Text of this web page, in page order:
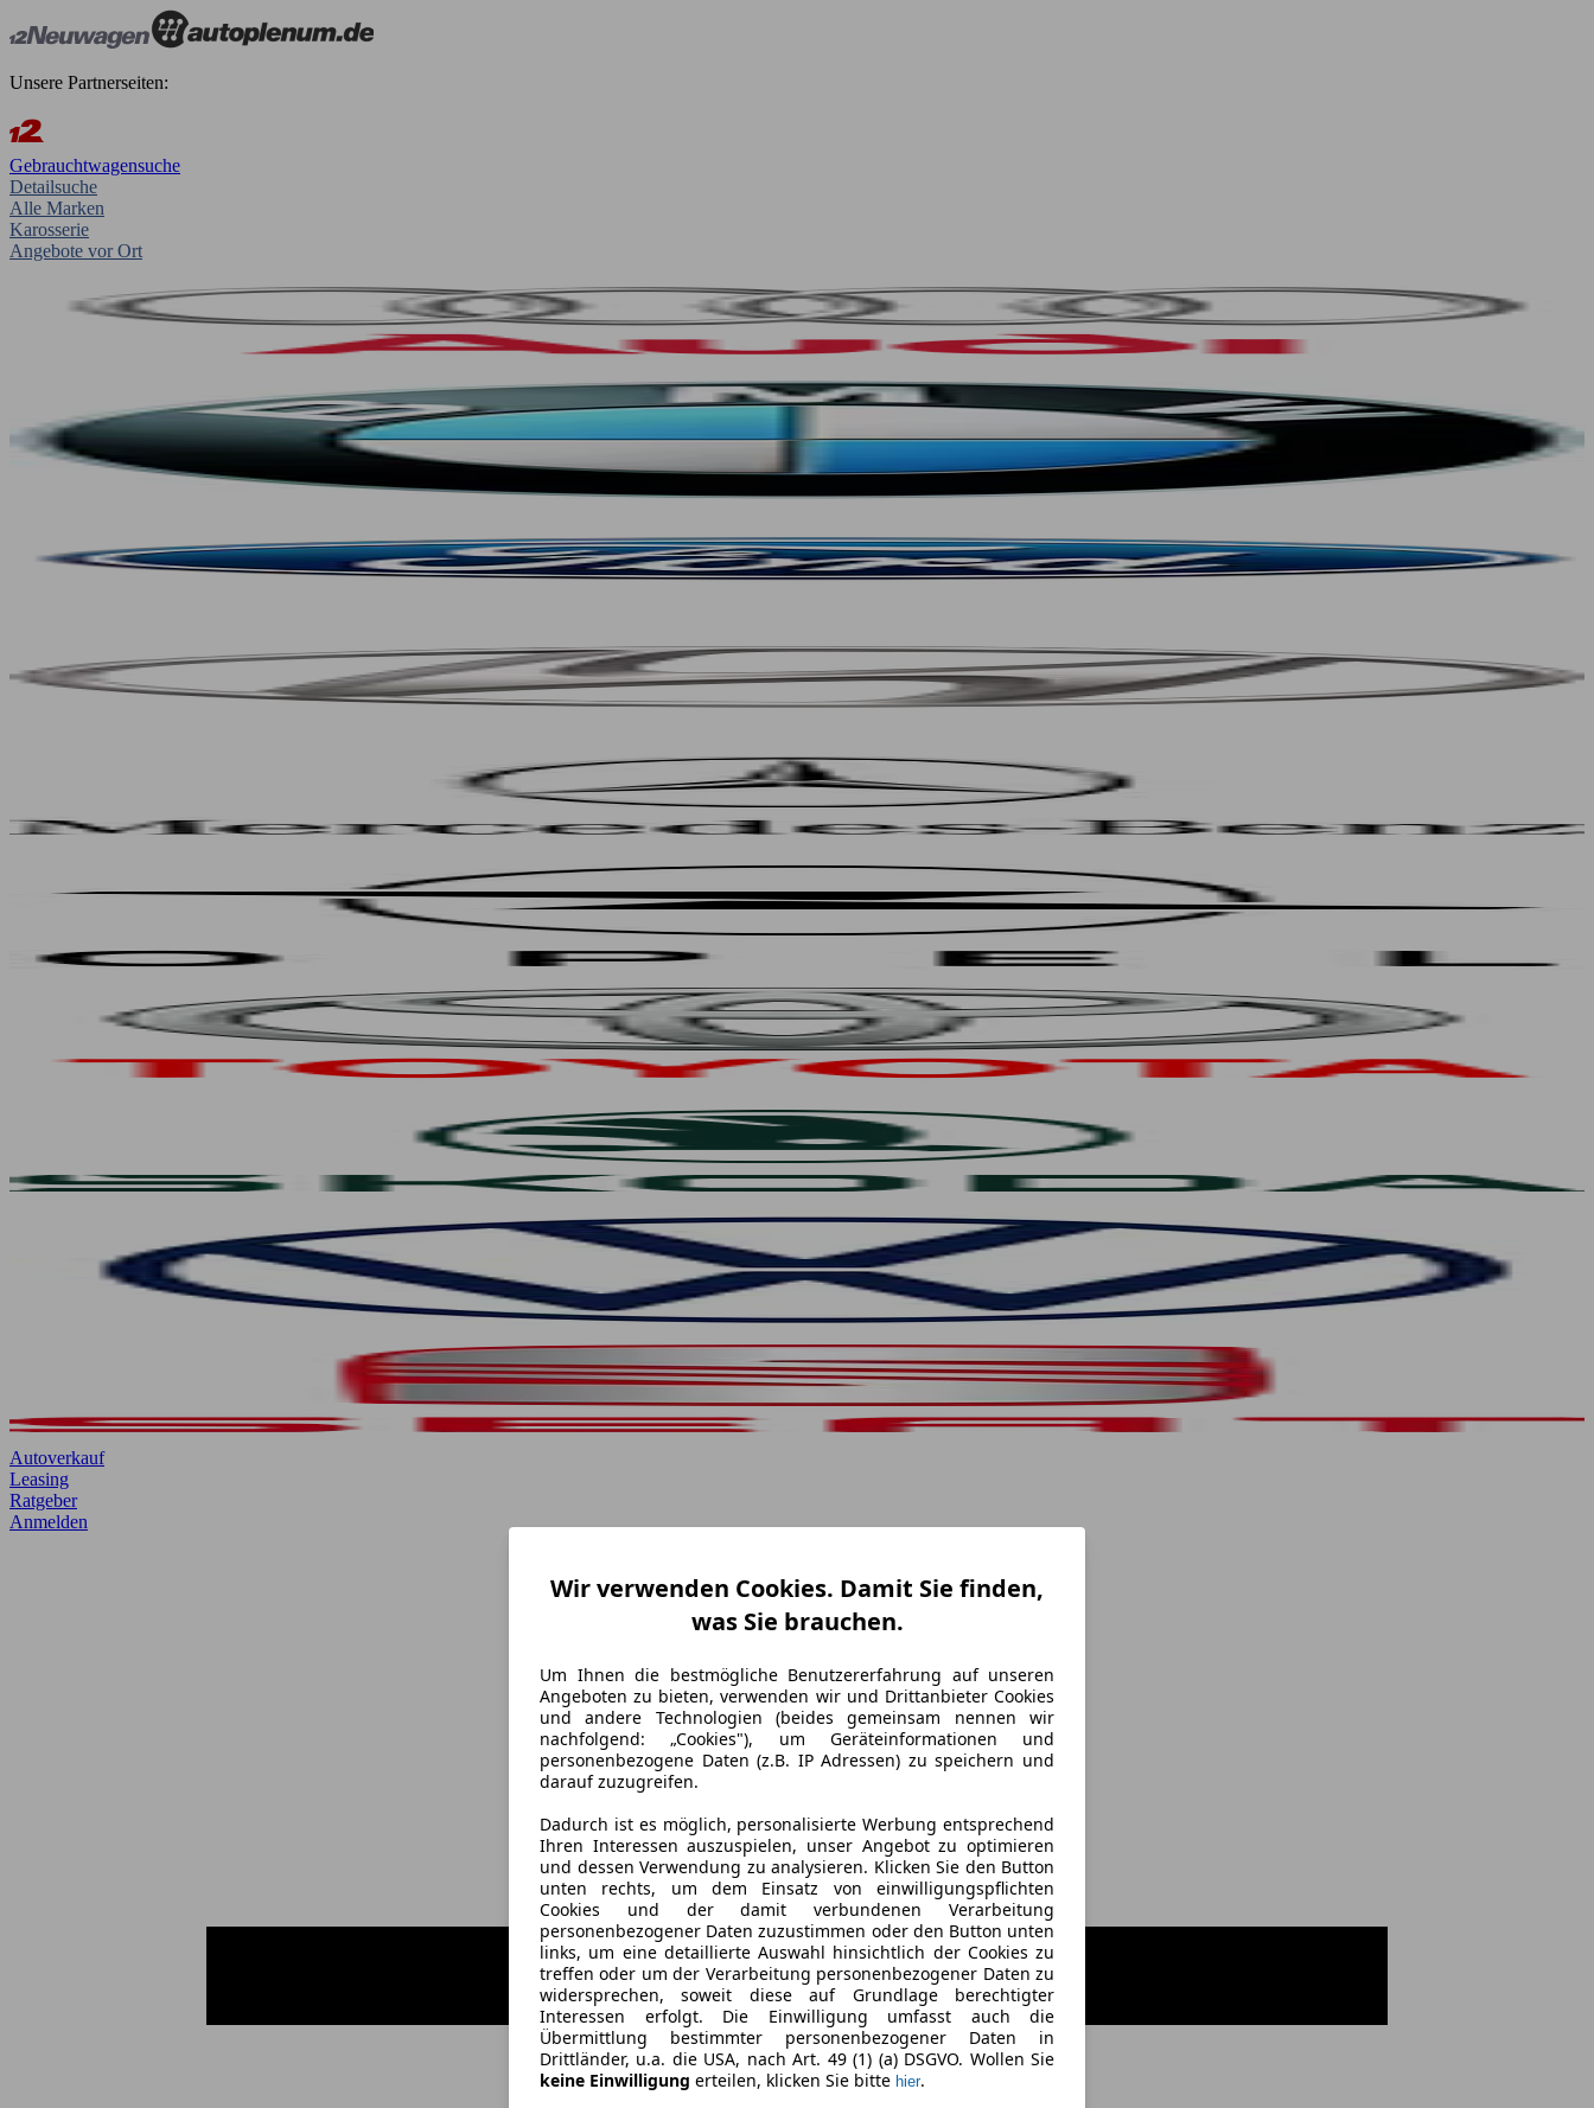
Unsere Partnerseiten:
Gebrauchtwagensuche
Detailsuche
Alle Marken
Karosserie
Angebote vor Ort
Autoverkauf
Leasing
Ratgeber
Anmelden
Wir verwenden Cookies. Damit Sie finden,
was Sie brauchen.
Um Ihnen die bestmögliche Benutzererfahrung auf unseren
Angeboten zu bieten, verwenden wir und Drittanbieter Cookies
und andere Technologien (beides gemeinsam nennen wir
nachfolgend: „Cookies"), um Geräteinformationen und
personenbezogene Daten (z.B. IP Adressen) zu speichern und
darauf zuzugreifen.
Dadurch ist es möglich, personalisierte Werbung entsprechend
Ihren Interessen auszuspielen, unser Angebot zu optimieren
und dessen Verwendung zu analysieren. Klicken Sie den Button
unten rechts, um dem Einsatz von einwilligungspflichten
Cookies und der damit verbundenen Verarbeitung
personenbezogener Daten zuzustimmen oder den Button unten
links, um eine detaillierte Auswahl hinsichtlich der Cookies zu
treffen oder um der Verarbeitung personenbezogener Daten zu
widersprechen, soweit diese auf Grundlage berechtigter
Interessen erfolgt. Die Einwilligung umfasst auch die
Übermittlung bestimmter personenbezogener Daten in
Drittländer, u.a. die USA, nach Art. 49 (1) (a) DSGVO. Wollen Sie
keine Einwilligung erteilen, klicken Sie bitte hier.